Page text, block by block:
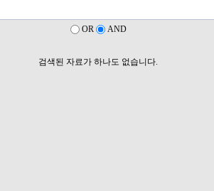
OR AND
검색된 자료가 하나도 없습니다.